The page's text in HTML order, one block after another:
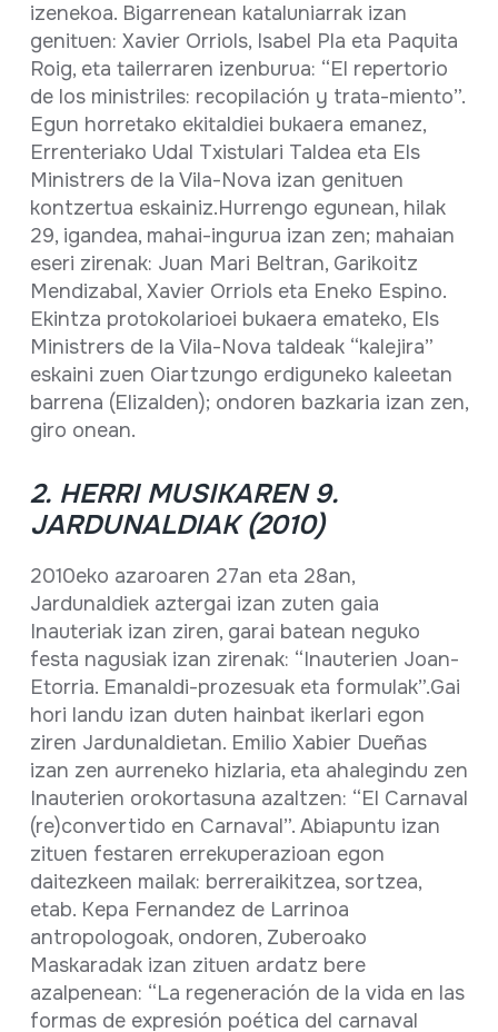
izenekoa. Bigarrenean kataluniarrak izan
genituen: Xavier Orriols, Isabel Pla eta Paquita
Roig, eta tailerraren izenburua: “El repertorio
de los ministriles: recopilación y trata-miento”.
Egun horretako ekitaldiei bukaera emanez,
Errenteriako Udal Txistulari Taldea eta Els
Ministrers de la Vila-Nova izan genituen
kontzertua eskainiz.Hurrengo egunean, hilak
29, igandea, mahai-ingurua izan zen; mahaian
eseri zirenak: Juan Mari Beltran, Garikoitz
Mendizabal, Xavier Orriols eta Eneko Espino.
Ekintza protokolarioei bukaera emateko, Els
Ministrers de la Vila-Nova taldeak “kalejira”
eskaini zuen Oiartzungo erdiguneko kaleetan
barrena (Elizalden); ondoren bazkaria izan zen,
giro onean.
2. HERRI MUSIKAREN 9.
JARDUNALDIAK (2010)
2010eko azaroaren 27an eta 28an,
Jardunaldiek aztergai izan zuten gaia
Inauteriak izan ziren, garai batean neguko
festa nagusiak izan zirenak: “Inauterien Joan-
Etorria. Emanaldi-prozesuak eta formulak”.Gai
hori landu izan duten hainbat ikerlari egon
ziren Jardunaldietan. Emilio Xabier Dueñas
izan zen aurreneko hizlaria, eta ahalegindu zen
Inauterien orokortasuna azaltzen: “El Carnaval
(re)convertido en Carnaval”. Abiapuntu izan
zituen festaren errekuperazioan egon
daitezkeen mailak: berreraikitzea, sortzea,
etab. Kepa Fernandez de Larrinoa
antropologoak, ondoren, Zuberoako
Maskaradak izan zituen ardatz bere
azalpenean: “La regeneración de la vida en las
formas de expresión poética del carnaval